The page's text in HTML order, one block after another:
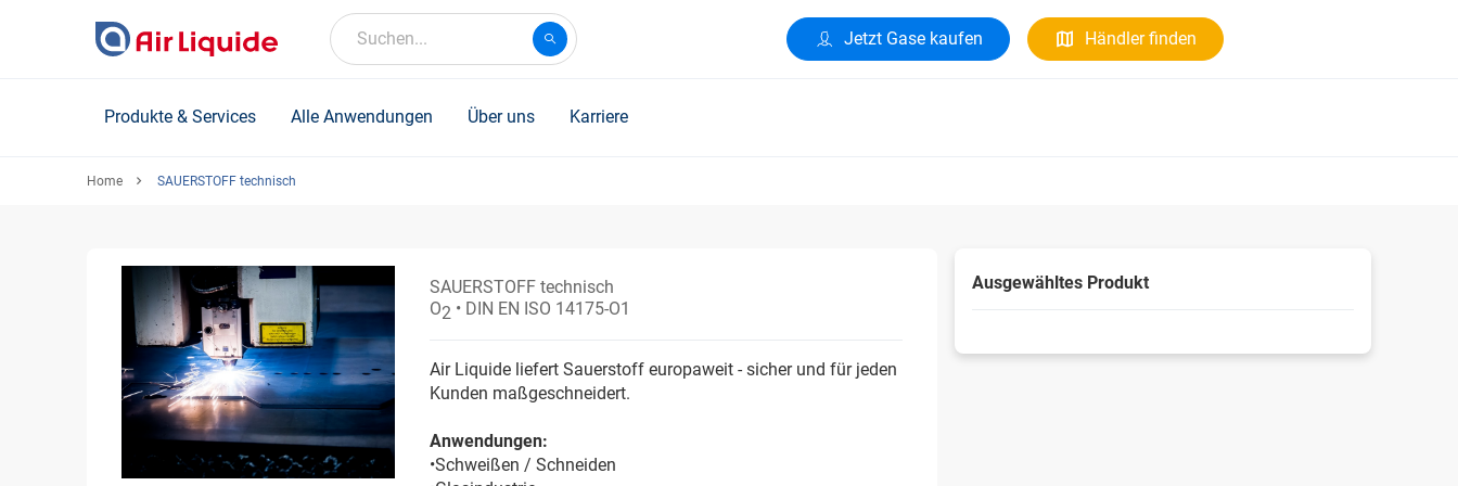
Suchen... Jetzt Gase kaufen Händler finden
Produkte & Services Alle Anwendungen Über uns Karriere
Home SAUERSTOFF technisch
SAUERSTOFF technisch
O2 • DIN EN ISO 14175-O1
Air Liquide liefert Sauerstoff europaweit - sicher und für jeden
Kunden maßgeschneidert.
Anwendungen:
•Schweißen / Schneiden
Ausgewähltes Produkt